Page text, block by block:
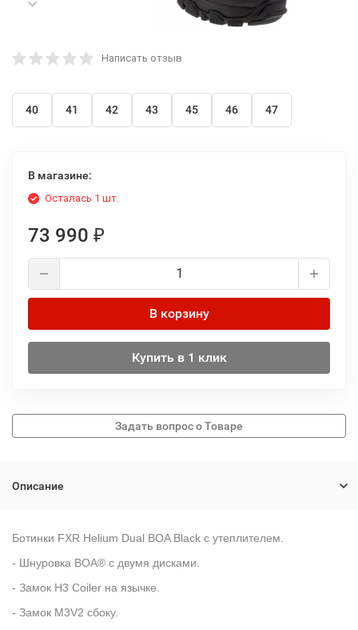
Написать отзыв
40 41 42 43 45 46 47
В магазине:
Осталась 1 шт.
73 990 ₽
В корзину
Купить в 1 клик
Описание
Ботинки FXR Helium Dual BOA Black с утеплителем.
- Шнуровка BOA® с двумя дисками.
- Замок H3 Coiler на язычке.
- Замок M3V2 сбоку.